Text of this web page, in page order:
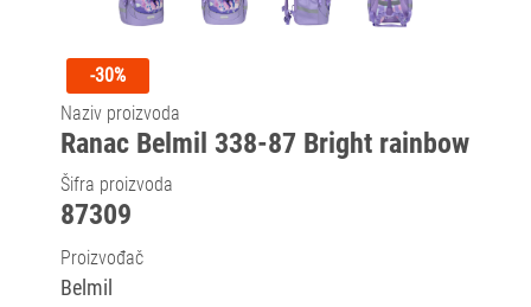
-30%
Naziv proizvoda
Ranac Belmil 338-87 Bright rainbow
Šifra proizvoda
87309
Proizvođač
Belmil